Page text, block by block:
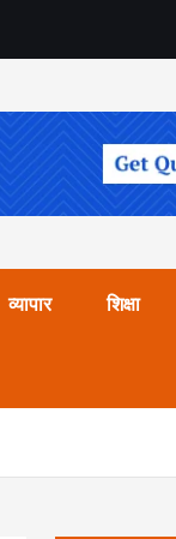
व्यापार शिक्षा